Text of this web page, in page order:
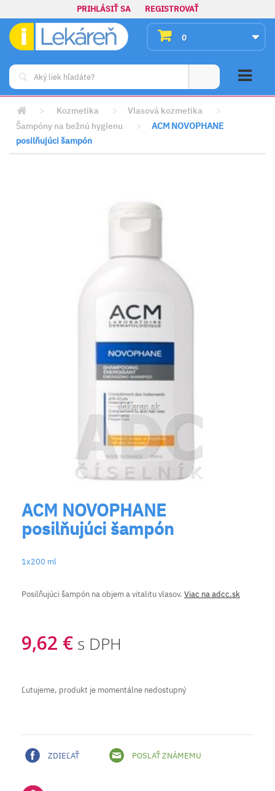
PRIHLÁSIŤ SA REGISTROVAŤ
0
> Kozmetika > Vlasová kozmetika
>
Šampóny na bežnú hygienu
>
ACM NOVOPHANE
posilňujúci šampón
ACM NOVOPHANE
posilňujúci šampón
1x200 ml
Posilňujúci šampón na objem a vitalitu vlasov. Viac na adcc.sk
9,62 € s DPH
Ľutujeme, produkt je momentálne nedostupný
ZDIEĽAŤ POSLAŤ ZNÁMEMU